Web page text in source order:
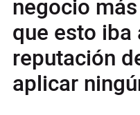
negocio
que esto iba
reputación
aplicar